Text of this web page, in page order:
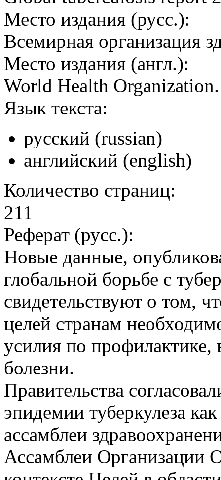
Место издания (русс.):
Всемирная организация
Место издания (англ.):
World Health
Язык текста:
русский (russian)
английский (english)
Количество страниц:
211
Реферат (русс.):
Новые данные,
глобальной борьбе с
свидетельствуют о том,
целей странам
усилия по
болезни.
Правительства
эпидемии туберкулеза
ассамблеи
Ассамблеи Организации